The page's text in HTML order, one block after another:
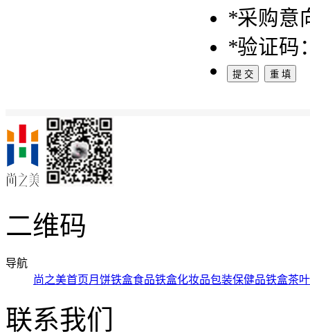
*采购意
*验证码
二维码
导航
尚之美首页月饼铁盒食品铁盒化妆品包装保健品铁盒茶
联系我们